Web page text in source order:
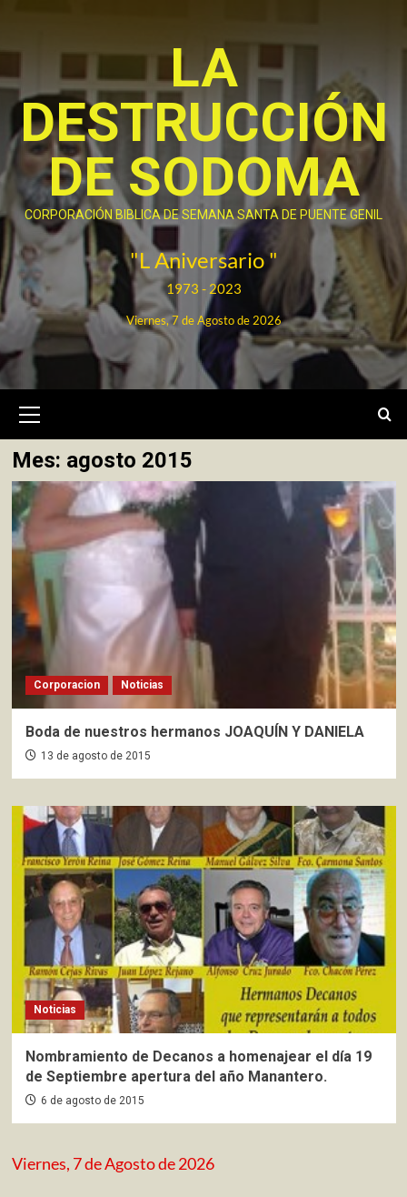
contenido
LA
DESTRUCCIÓN
DE SODOMA
CORPORACIÓN BIBLICA DE SEMANA SANTA DE PUENTE GENIL
"L Aniversario "
1973 - 2023
Viernes, 7 de Agosto de 2026
primario
Mes: agosto 2015
Corporacion Noticias
Boda de nuestros hermanos JOAQUÍN Y DANIELA
13 de agosto de 2015
Noticias
Nombramiento de Decanos a homenajear el día 19
de Septiembre apertura del año Manantero.
6 de agosto de 2015
Viernes, 7 de Agosto de 2026